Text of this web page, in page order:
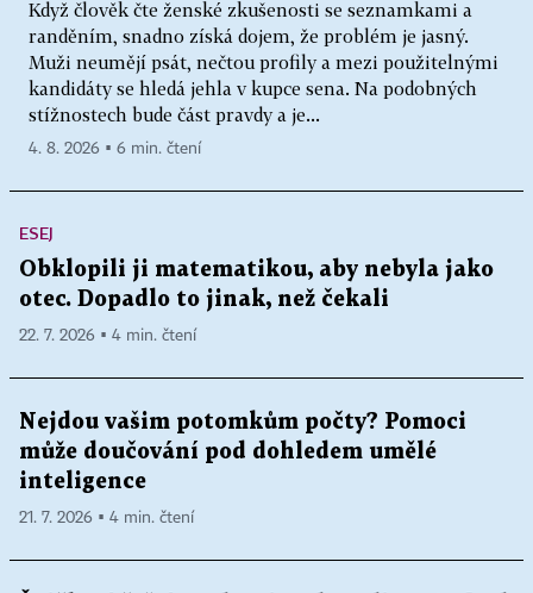
Když člověk čte ženské zkušenosti se seznamkami a
randěním, snadno získá dojem, že problém je jasný.
Muži neumějí psát, nečtou profily a mezi použitelnými
kandidáty se hledá jehla v kupce sena. Na podobných
stížnostech bude část pravdy a je...
4. 8. 2026 ▪ 6 min. čtení
ESEJ
Obklopili ji matematikou, aby nebyla jako
otec. Dopadlo to jinak, než čekali
22. 7. 2026 ▪ 4 min. čtení
Nejdou vašim potomkům počty? Pomoci
může doučování pod dohledem umělé
inteligence
21. 7. 2026 ▪ 4 min. čtení